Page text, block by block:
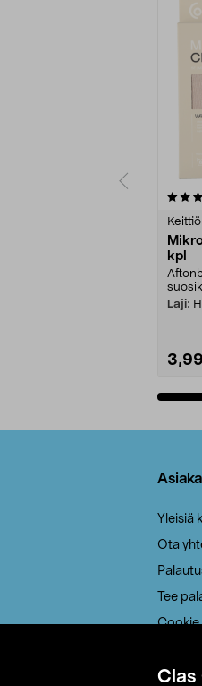
Clas
kpl
Laji:
3,99
Yleisiä
Ota
Tee
Cookie